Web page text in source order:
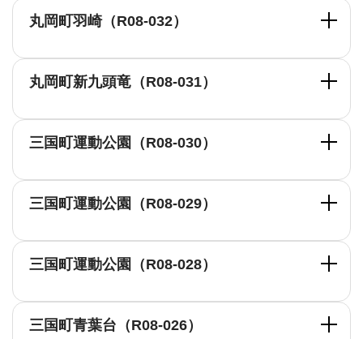
丸岡町羽崎（R08-032）
丸岡町新九頭竜（R08-031）
三国町運動公園（R08-030）
三国町運動公園（R08-029）
三国町運動公園（R08-028）
三国町青葉台（R08-026）